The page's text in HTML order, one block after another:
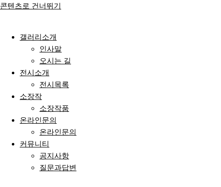
콘텐츠로 건너뛰기
갤러리소개
인사말
오시는 길
전시소개
전시목록
소장작
소장작품
온라인문의
온라인문의
커뮤니티
공지사항
질문과답변